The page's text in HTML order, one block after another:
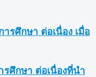
รศึกษา ต่อเนื่อง เมื่อ
รศึกษา ต่อเนื่องที่นำ